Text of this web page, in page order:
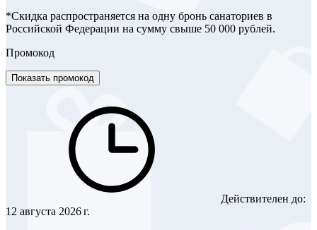
*Скидка распространяется на одну бронь санаториев в
Российской Федерации на сумму свыше 50 000 рублей.
Промокод
Показать промокод
Действителен до:
12 августа 2026 г.